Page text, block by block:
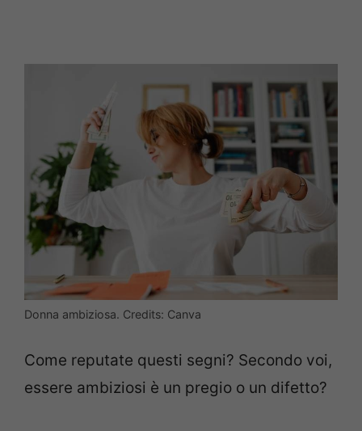
Donna ambiziosa. Credits: Canva
Come reputate questi segni? Secondo voi,
essere ambiziosi è un pregio o un difetto?